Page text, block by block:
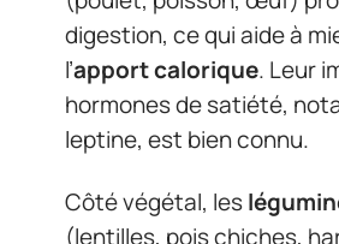
digestion, ce qui aide à
l’apport calorique. Leur
hormones de satiété,
leptine, est bien connu.
Côté végétal, les
(lentilles, pois chiches,